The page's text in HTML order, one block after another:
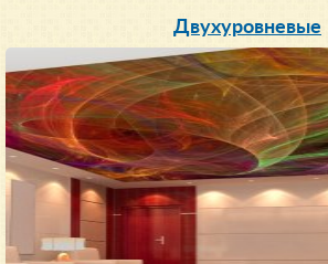
Двухуровневые